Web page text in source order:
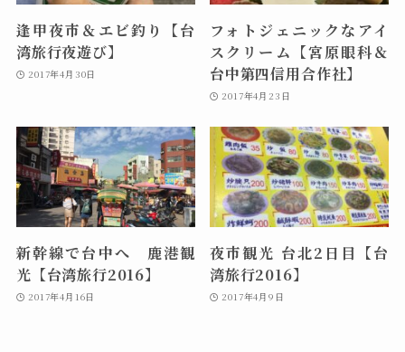
逢甲夜市＆エビ釣り【台
湾旅行夜遊び】
2017年4月30日
フォトジェニックなアイ
スクリーム【宮原眼科＆
台中第四信用合作社】
2017年4月23日
新幹線で台中へ 鹿港観
光【台湾旅行2016】
2017年4月16日
夜市観光 台北2日目【台
湾旅行2016】
2017年4月9日